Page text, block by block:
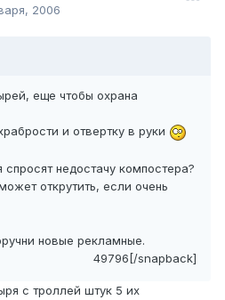
2006
еще чтобы охрана
и отвертку в руки
недостачу компостера?
открутить, если очень
новые рекламные.
49796[/snapback]
с троллей штук 5 их